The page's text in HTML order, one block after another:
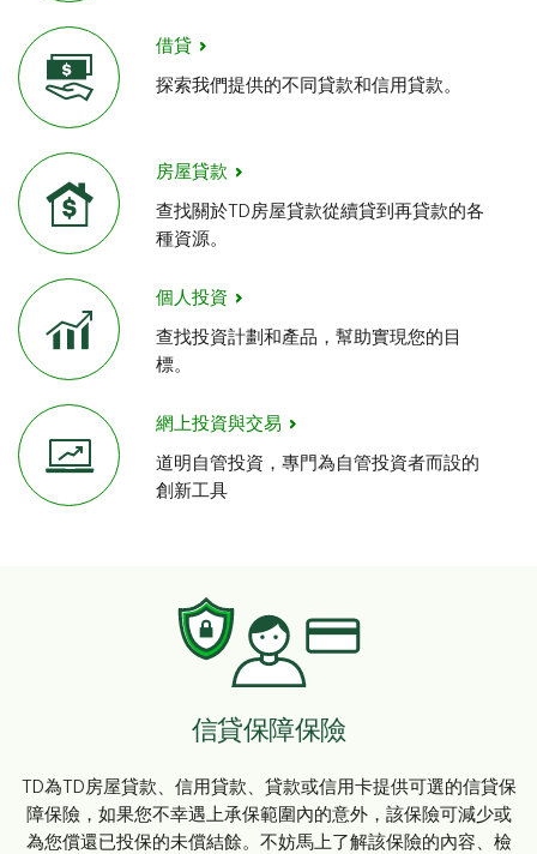
借貸
探索我們提供的不同貸款和信用貸款。
房屋貸款​​​​​​​
查找關於TD房屋貸款從續貸到再貸款的各
種資源。
個人投資
查找投資計劃和產品，幫助實現您的目
標。
網上投資與交易
道明自管投資，專門為自管投資者而設的
創新工具
信貸保障保險
TD為TD房屋貸款、信用貸款、貸款或信用卡提供可選的信貸保
障保險，如果您不幸遇上承保範圍內的意外，該保險可減少或
為您償還已投保的未償結餘。不妨馬上了解該保險的內容、檢